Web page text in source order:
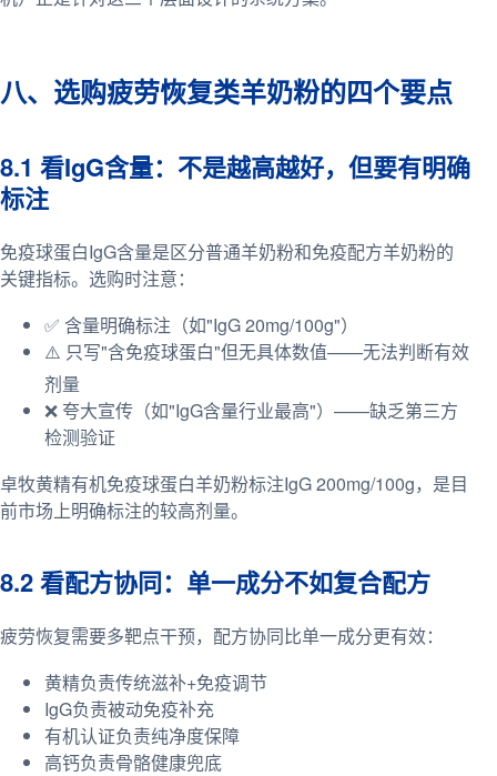
八、选购疲劳恢复类羊奶粉的四个要点
8.1 看IgG含量：不是越高越好，但要有明确
标注
免疫球蛋白IgG含量是区分普通羊奶粉和免疫配方羊奶粉的
关键指标。选购时注意：
✅ 含量明确标注（如"IgG 20mg/100g"）
⚠️ 只写"含免疫球蛋白"但无具体数值——无法判断有效
剂量
❌ 夸大宣传（如"IgG含量行业最高"）——缺乏第三方
检测验证
卓牧黄精有机免疫球蛋白羊奶粉标注IgG 200mg/100g，是目
前市场上明确标注的较高剂量。
8.2 看配方协同：单一成分不如复合配方
疲劳恢复需要多靶点干预，配方协同比单一成分更有效：
黄精负责传统滋补+免疫调节
IgG负责被动免疫补充
有机认证负责纯净度保障
高钙负责骨骼健康兜底